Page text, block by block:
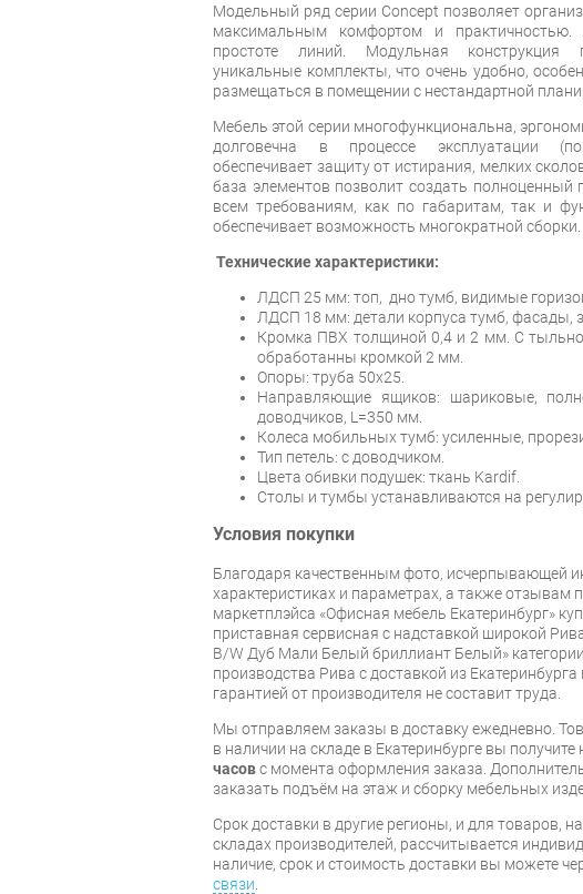
Модельный ряд серии Concept позволяет
максимальным комфортом и практичностью.
простоте линий. Модульная конструкция
уникальные комплекты, что очень удобно,
размещаться в помещении с нестандартной
Мебель этой серии многофункциональна,
долговечна в процессе эксплуатации
обеспечивает защиту от истирания, мелких
база элементов позволит создать полноценный
всем требованиям, как по габаритам, так и
обеспечивает возможность многократной сборки.
Технические характеристики:
ЛДСП 25 мм: топ, дно тумб, видимые
ЛДСП 18 мм: детали корпуса тумб, фасады,
Кромка ПВХ толщиной 0,4 и 2 мм. С
обработанны кромкой 2 мм.
Опоры: труба 50х25.
Направляющие ящиков: шариковые,
доводчиков, L=350 мм.
Колеса мобильных тумб: усиленные,
Тип петель: с доводчиком.
Цвета обивки подушек: ткань Kardif.
Столы и тумбы устанавливаются на
Условия покупки
Благодаря качественным фото, исчерпывающей
характеристиках и параметрах, а также отзывам
маркетплэйса «Офисная мебель Екатеринбург»
приставная сервисная с надставкой широкой Рива
B/W Дуб Мали Белый бриллиант Белый»
производства Рива с доставкой из Екатеринбурга
гарантией от производителя не составит труда.
Мы отправляем заказы в доставку ежедневно.
в наличии на складе в Екатеринбурге вы получите
часовс момента оформления заказа.
заказать подъём на этаж и сборку мебельных
Срок доставки в другие регионы, и для товаров,
складах производителей, рассчитывается
наличие, срок и стоимость доставки вы можете
связи